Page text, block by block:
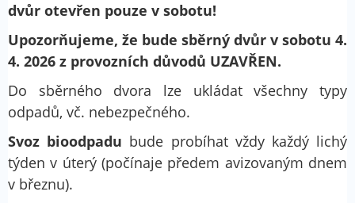
dvůr otevřen pouze v sobotu!
Upozorňujeme, že bude sběrný dvůr v sobotu 4.
4. 2026 z provozních důvodů UZAVŘEN.
Do sběrného dvora lze ukládat všechny typy
odpadů, vč. nebezpečného.
Svoz bioodpadu bude probíhat vždy každý lichý
týden v úterý (počínaje předem avizovaným dnem
v březnu).